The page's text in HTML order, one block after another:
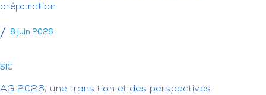
préparation
8 juin 2026
SIC
AG 2026, une transition et des perspectives